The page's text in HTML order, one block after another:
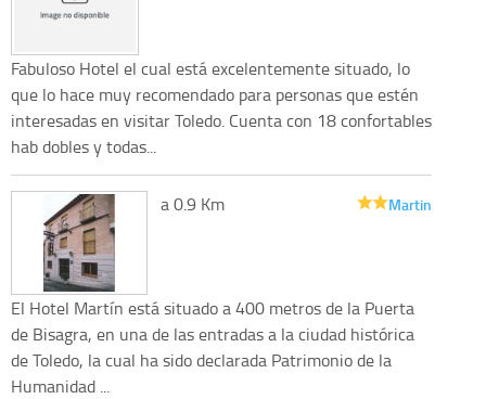
Fabuloso Hotel el cual está excelentemente situado, lo
que lo hace muy recomendado para personas que estén
interesadas en visitar Toledo. Cuenta con 18 confortables
hab dobles y todas...
Martin
a 0.9 Km
El Hotel Martín está situado a 400 metros de la Puerta
de Bisagra, en una de las entradas a la ciudad histórica
de Toledo, la cual ha sido declarada Patrimonio de la
Humanidad ...